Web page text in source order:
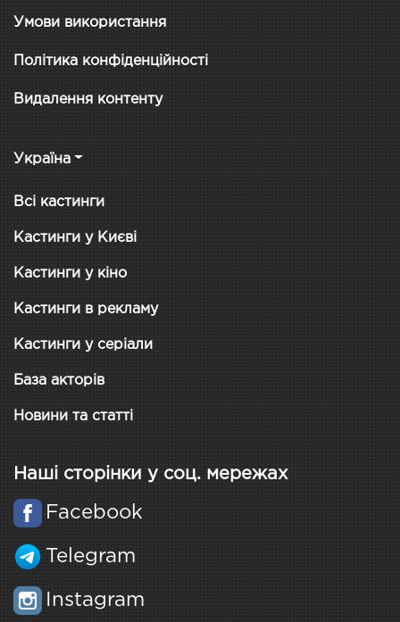
Умови використання
Політика конфіденційності
Видалення контенту
Україна
Всі кастинги
Кастинги у Києві
Кастинги у кіно
Кастинги в рекламу
Кастинги у серіали
База акторів
Новини та статті
Наші сторінки у соц. мережах
Facebook
Telegram
Instagram